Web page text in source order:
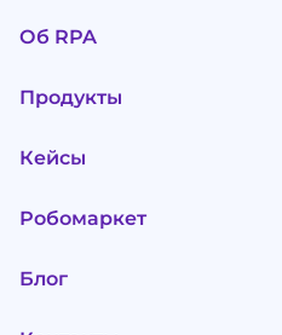
Об RPA
Продукты
Кейсы
Робомаркет
Блог